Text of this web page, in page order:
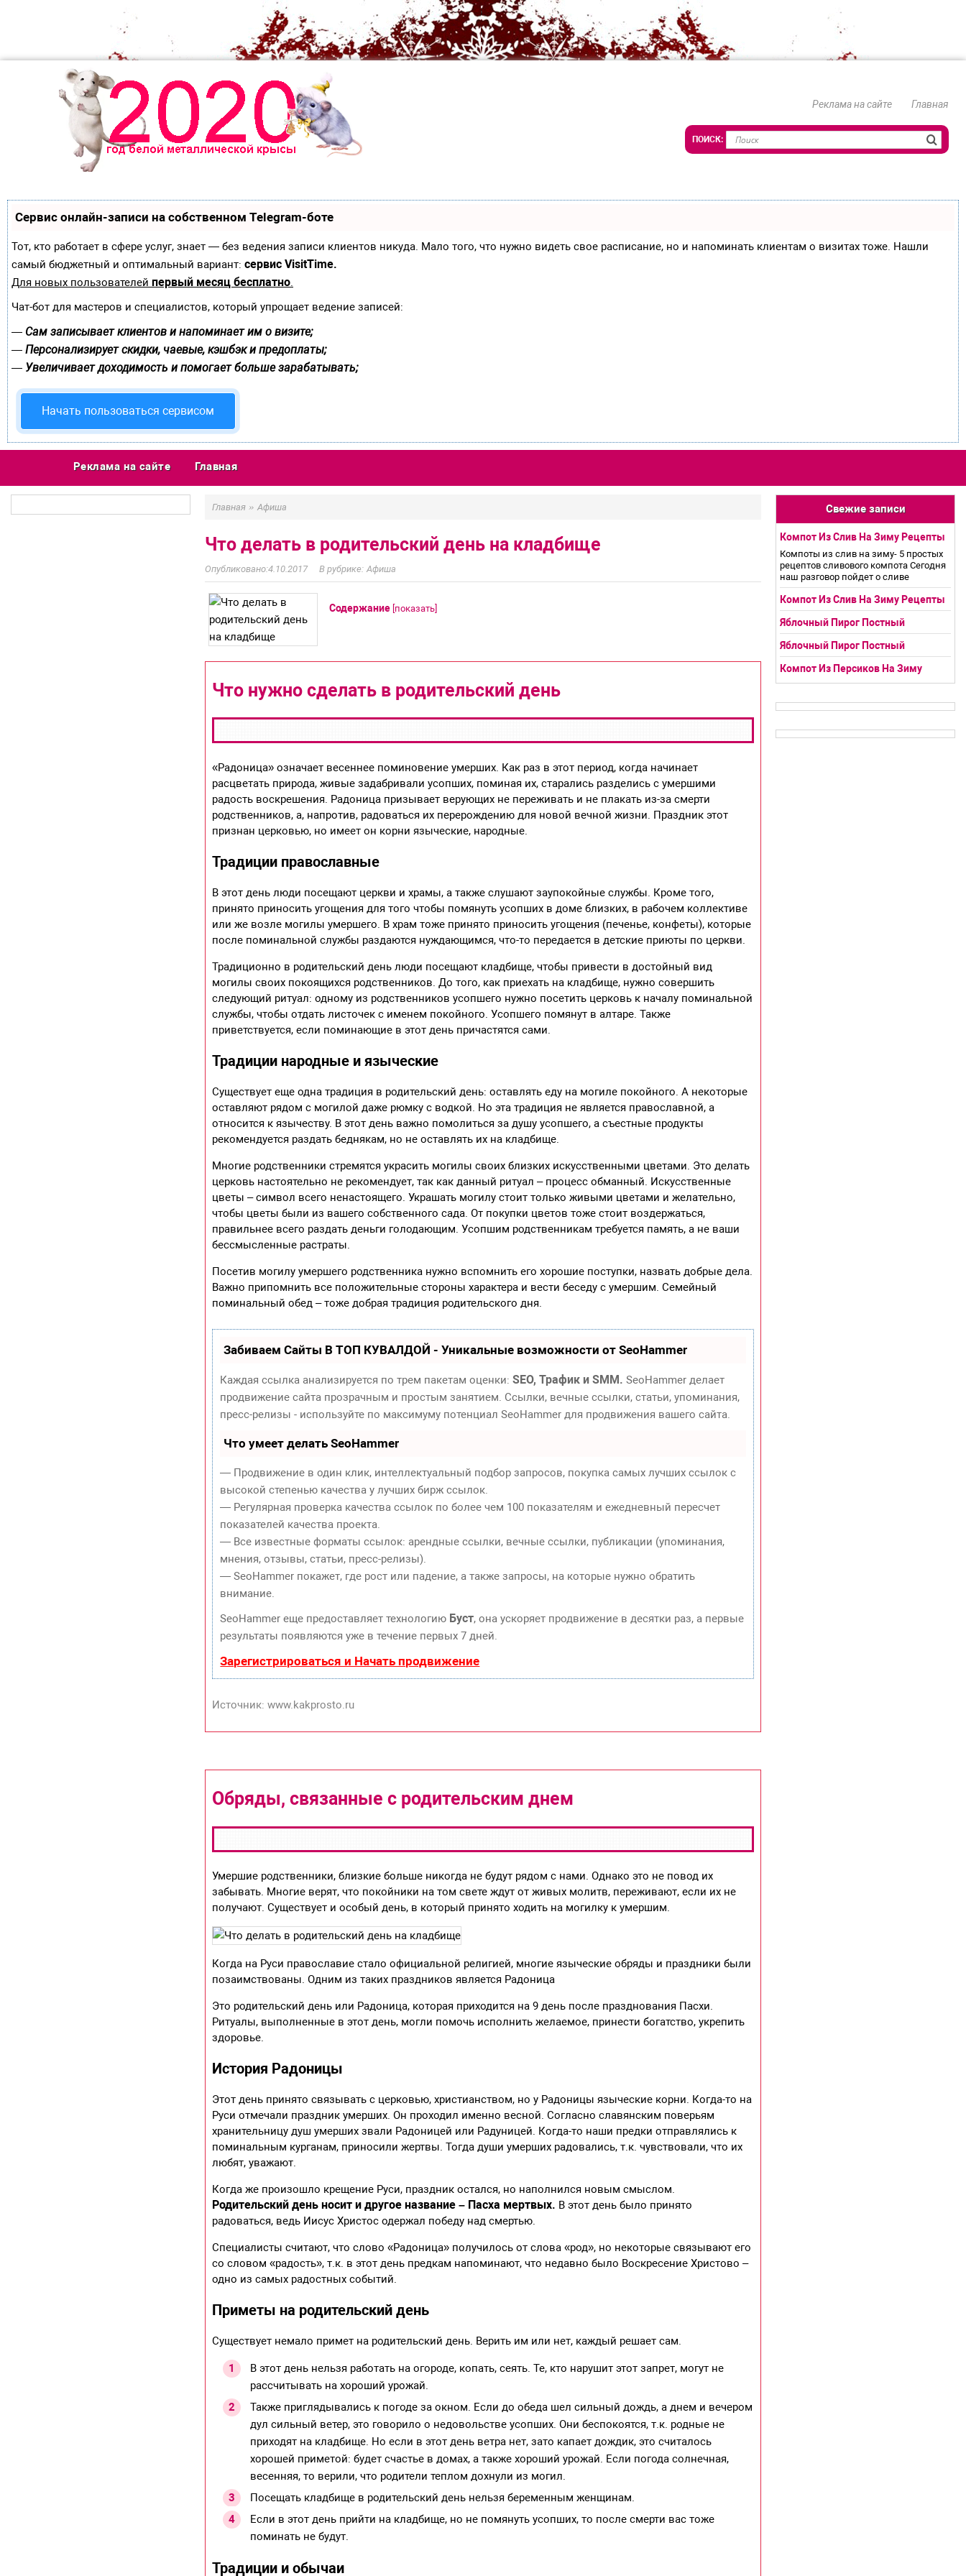
Реклама на сайте Главная
Сервис онлайн-записи на собственном Telegram-боте
Тот, кто работает в сфере услуг, знает — без ведения записи клиентов никуда. Мало того, что нужно видеть свое расписание, но и напоминать клиентам о визитах тоже. Нашли
самый бюджетный и оптимальный вариант: сервис VisitTime.
Для новых пользователей первый месяц бесплатно.
Чат-бот для мастеров и специалистов, который упрощает ведение записей:
— Сам записывает клиентов и напоминает им о визите;
— Персонализирует скидки, чаевые, кэшбэк и предоплаты;
— Увеличивает доходимость и помогает больше зарабатывать;
Начать пользоваться сервисом
Реклама на сайте Главная
Главная » Афиша
Что делать в родительский день на кладбище
4.10.2017 Афиша
Содержание [показать]
Что нужно сделать в родительский день
«Радоница» означает весеннее поминовение умерших. Как раз в этот период, когда начинает
расцветать природа, живые задабривали усопших, поминая их, старались разделись с умершими
радость воскрешения. Радоница призывает верующих не переживать и не плакать из-за смерти
родственников, а, напротив, радоваться их перерождению для новой вечной жизни. Праздник этот
признан церковью, но имеет он корни языческие, народные.
Традиции православные
В этот день люди посещают церкви и храмы, а также слушают заупокойные службы. Кроме того,
принято приносить угощения для того чтобы помянуть усопших в доме близких, в рабочем коллективе
или же возле могилы умершего. В храм тоже принято приносить угощения (печенье, конфеты), которые
после поминальной службы раздаются нуждающимся, что-то передается в детские приюты по церкви.
Традиционно в родительский день люди посещают кладбище, чтобы привести в достойный вид
могилы своих покоящихся родственников. До того, как приехать на кладбище, нужно совершить
следующий ритуал: одному из родственников усопшего нужно посетить церковь к началу поминальной
службы, чтобы отдать листочек с именем покойного. Усопшего помянут в алтаре. Также
приветствуется, если поминающие в этот день причастятся сами.
Традиции народные и языческие
Существует еще одна традиция в родительский день: оставлять еду на могиле покойного. А некоторые
оставляют рядом с могилой даже рюмку с водкой. Но эта традиция не является православной, а
относится к язычеству. В этот день важно помолиться за душу усопшего, а съестные продукты
рекомендуется раздать беднякам, но не оставлять их на кладбище.
Многие родственники стремятся украсить могилы своих близких искусственными цветами. Это делать
церковь настоятельно не рекомендует, так как данный ритуал – процесс обманный. Искусственные
цветы – символ всего ненастоящего. Украшать могилу стоит только живыми цветами и желательно,
чтобы цветы были из вашего собственного сада. От покупки цветов тоже стоит воздержаться,
правильнее всего раздать деньги голодающим. Усопшим родственникам требуется память, а не ваши
бессмысленные растраты.
Посетив могилу умершего родственника нужно вспомнить его хорошие поступки, назвать добрые дела.
Важно припомнить все положительные стороны характера и вести беседу с умершим. Семейный
поминальный обед – тоже добрая традиция родительского дня.
Забиваем Сайты В ТОП КУВАЛДОЙ - Уникальные возможности от SeoHammer
Каждая ссылка анализируется по трем пакетам оценки:SEO, Трафик и SMM. SeoHammer делает
продвижение сайта прозрачным и простым занятием. Ссылки, вечные ссылки, статьи, упоминания,
пресс-релизы - используйте по максимуму потенциал SeoHammer для продвижения вашего сайта.
Что умеет делать SeoHammer
— Продвижение в один клик, интеллектуальный подбор запросов, покупка самых лучших ссылок с
высокой степенью качества у лучших бирж ссылок.
— Регулярная проверка качества ссылок по более чем 100 показателям и ежедневный пересчет
показателей качества проекта.
— Все известные форматы ссылок: арендные ссылки, вечные ссылки, публикации (упоминания,
мнения, отзывы, статьи, пресс-релизы).
— SeoHammer покажет, где рост или падение, а также запросы, на которые нужно обратить
внимание.
SeoHammer еще предоставляет технологию Буст, она ускоряет продвижение в десятки раз, а первые
результаты появляются уже в течение первых 7 дней.
Зарегистрироваться и Начать продвижение
Источник: www.kakprosto.ru
Обряды, связанные с родительским днем
Умершие родственники, близкие больше никогда не будут рядом с нами. Однако это не повод их
забывать. Многие верят, что покойники на том свете ждут от живых молитв, переживают, если их не
получают. Существует и особый день, в который принято ходить на могилку к умершим.
Когда на Руси православие стало официальной религией, многие языческие обряды и праздники были
позаимствованы. Одним из таких праздников является Радоница
Это родительский день или Радоница, которая приходится на 9 день после празднования Пасхи.
Ритуалы, выполненные в этот день, могли помочь исполнить желаемое, принести богатство, укрепить
здоровье.
История Радоницы
Этот день принято связывать с церковью, христианством, но у Радоницы языческие корни. Когда-то на
Руси отмечали праздник умерших. Он проходил именно весной. Согласно славянским поверьям
хранительницу душ умерших звали Радоницей или Радуницей. Когда-то наши предки отправлялись к
поминальным курганам, приносили жертвы. Тогда души умерших радовались, т.к. чувствовали, что их
любят, уважают.
Когда же произошло крещение Руси, праздник остался, но наполнился новым смыслом.
Родительский день носит и другое название – Пасха мертвых. В этот день было принято
радоваться, ведь Иисус Христос одержал победу над смертью.
Специалисты считают, что слово «Радоница» получилось от слова «род», но некоторые связывают его
со словом «радость», т.к. в этот день предкам напоминают, что недавно было Воскресение Христово –
одно из самых радостных событий.
Приметы на родительский день
Существует немало примет на родительский день. Верить им или нет, каждый решает сам.
В этот день нельзя работать на огороде, копать, сеять. Те, кто нарушит этот запрет, могут не
рассчитывать на хороший урожай.
Также приглядывались к погоде за окном. Если до обеда шел сильный дождь, а днем и вечером
дул сильный ветер, это говорило о недовольстве усопших. Они беспокоятся, т.к. родные не
приходят на кладбище. Но если в этот день ветра нет, зато капает дождик, это считалось
хорошей приметой: будет счастье в домах, а также хороший урожай. Если погода солнечная,
весенняя, то верили, что родители теплом дохнули из могил.
Посещать кладбище в родительский день нельзя беременным женщинам.
Если в этот день прийти на кладбище, но не помянуть усопших, то после смерти вас тоже
поминать не будут.
Традиции и обычаи
Свежие записи
Компот Из Слив На Зиму Рецепты
Компоты из слив на зиму- 5 простых
рецептов сливового компота Сегодня
наш разговор пойдет о сливе
Компот Из Слив На Зиму Рецепты
Яблочный Пирог Постный
Яблочный Пирог Постный
Компот Из Персиков На Зиму